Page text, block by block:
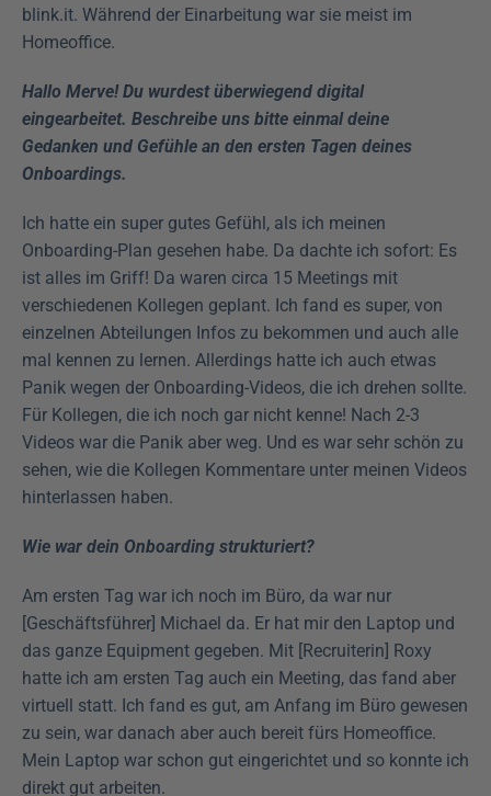
blink.it. Während der Einarbeitung war sie meist im
Homeoffice.
Hallo Merve! Du wurdest überwiegend digital
eingearbeitet. Beschreibe uns bitte einmal deine
Gedanken und Gefühle an den ersten Tagen deines
Onboardings.
Ich hatte ein super gutes Gefühl, als ich meinen
Onboarding-Plan gesehen habe. Da dachte ich sofort: Es
ist alles im Griff! Da waren circa 15 Meetings mit
verschiedenen Kollegen geplant. Ich fand es super, von
einzelnen Abteilungen Infos zu bekommen und auch alle
mal kennen zu lernen. Allerdings hatte ich auch etwas
Panik wegen der Onboarding-Videos, die ich drehen sollte.
Für Kollegen, die ich noch gar nicht kenne! Nach 2-3
Videos war die Panik aber weg. Und es war sehr schön zu
sehen, wie die Kollegen Kommentare unter meinen Videos
hinterlassen haben.
Wie war dein Onboarding strukturiert?
Am ersten Tag war ich noch im Büro, da war nur
[Geschäftsführer] Michael da. Er hat mir den Laptop und
das ganze Equipment gegeben. Mit [Recruiterin] Roxy
hatte ich am ersten Tag auch ein Meeting, das fand aber
virtuell statt. Ich fand es gut, am Anfang im Büro gewesen
zu sein, war danach aber auch bereit fürs Homeoffice.
Mein Laptop war schon gut eingerichtet und so konnte ich
direkt gut arbeiten.